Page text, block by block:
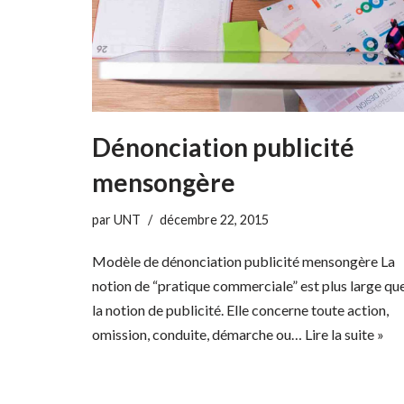
Dénonciation publicité
mensongère
parUNT décembre 22, 2015
Modèle de dénonciation publicité mensongère La
notion de “pratique commerciale” est plus large
la notion de publicité. Elle concerne toute action,
omission, conduite, démarche ou… Lire la suite »